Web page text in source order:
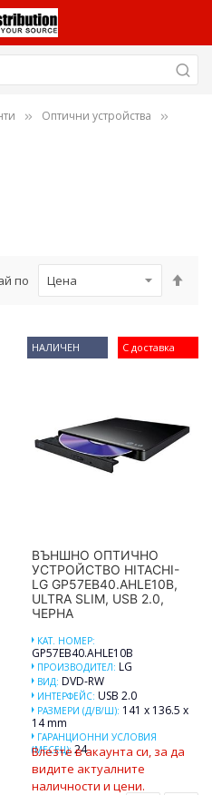
Оптични устройства
по
С доставка
НАЛИЧЕН
ВЪНШНО ОПТИЧНО
УСТРОЙСТВО HITACHI-
LG GP57EB40.AHLE10B,
ULTRA SLIM, USB 2.0,
ЧЕРНА
КАТ. НОМЕР:
GP57EB40.AHLE10B
ПРОИЗВОДИТЕЛ: LG
ВИД: DVD-RW
ИНТЕРФЕЙС: USB 2.0
РАЗМЕРИ (Д/В/Ш): 141 x 136.5 x
14 mm
ГАРАНЦИОННИ УСЛОВИЯ
(МЕСЕЦ): 24
Влезте в акаунта си, за да
видите актуалните
наличности и цени.